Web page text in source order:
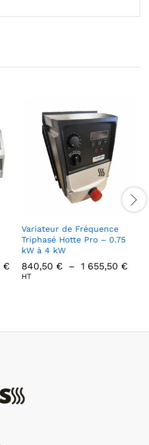
€Plage
900,00 €
Variateur de Fréquence
Triphasé Hotte Pro – 0.75
kW à 4 kW
840,50 € – 1 655,50 €
HT